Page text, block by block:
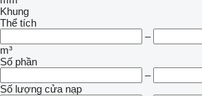
Khung
Thể tích
–
m³
Số phần
–
Số lượng cửa nạp